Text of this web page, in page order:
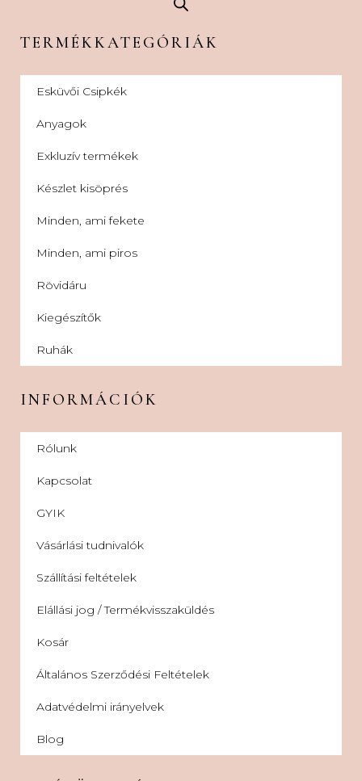
TERMÉKKATEGÓRIÁK
Esküvői Csipkék
Anyagok
Exkluzív termékek
Készlet kisöprés
Minden, ami fekete
Minden, ami piros
Rövidáru
Kiegészítők
Ruhák
INFORMÁCIÓK
Rólunk
Kapcsolat
GYIK
Vásárlási tudnivalók
Szállítási feltételek
Elállási jog / Termékvisszaküldés
Kosár
Általános Szerződési Feltételek
Adatvédelmi irányelvek
Blog